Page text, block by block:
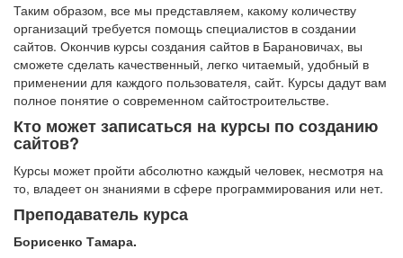
Таким образом, все мы представляем, какому количеству
организаций требуется помощь специалистов в создании
сайтов. Окончив курсы создания сайтов в Барановичах, вы
сможете сделать качественный, легко читаемый, удобный в
применении для каждого пользователя, сайт. Курсы дадут вам
полное понятие о современном сайтостроительстве.
Кто может записаться на курсы по созданию
сайтов?
Курсы может пройти абсолютно каждый человек, несмотря на
то, владеет он знаниями в сфере программирования или нет.
Преподаватель курса
Борисенко Тамара.